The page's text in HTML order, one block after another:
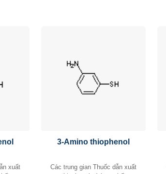
3-Amino thiophenol
Các trung gian Thuốc dẫn xuất